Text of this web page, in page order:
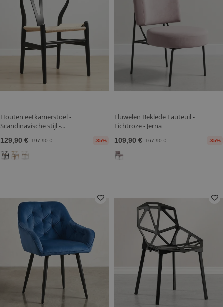
Houten eetkamerstoel -
Scandinavische stijl -...
129,90 € 197,90 € -35%
Fluwelen Beklede Fauteuil -
Lichtroze - Jerna
109,90 € 167,90 € -35%